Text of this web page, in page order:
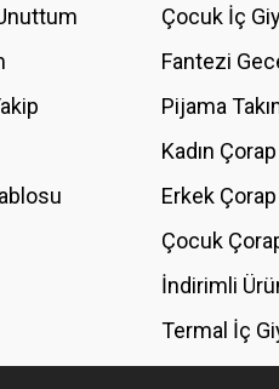
Çocuk İç
Fantezi
Pijama
Kadın Çorap
Erkek Çorap
Çocuk
İndirimli
Termal İç